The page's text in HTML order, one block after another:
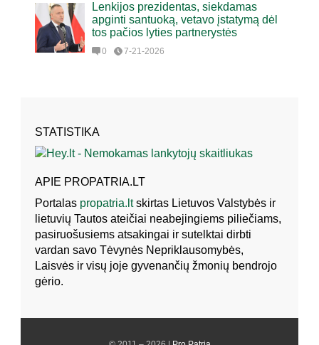
Lenkijos prezidentas, siekdamas
apginti santuoką, vetavo įstatymą dėl
tos pačios lyties partnerystės
0 7-21-2026
STATISTIKA
APIE PROPATRIA.LT
Portalas propatria.ltskirtas Lietuvos Valstybės ir
lietuvių Tautos ateičiai neabejingiems piliečiams,
pasiruošusiems atsakingai ir sutelktai dirbti
vardan savo Tėvynės Nepriklausomybės,
Laisvės ir visų joje gyvenančių žmonių bendrojo
gėrio.